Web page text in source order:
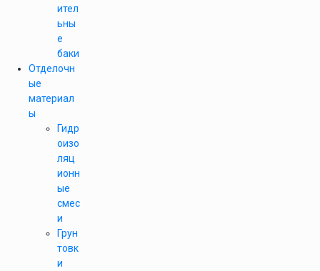
ител
ьны
е
баки
Отделочн
ые
материал
ы
Гидр
оизо
ляц
ионн
ые
смес
и
Грун
товк
и